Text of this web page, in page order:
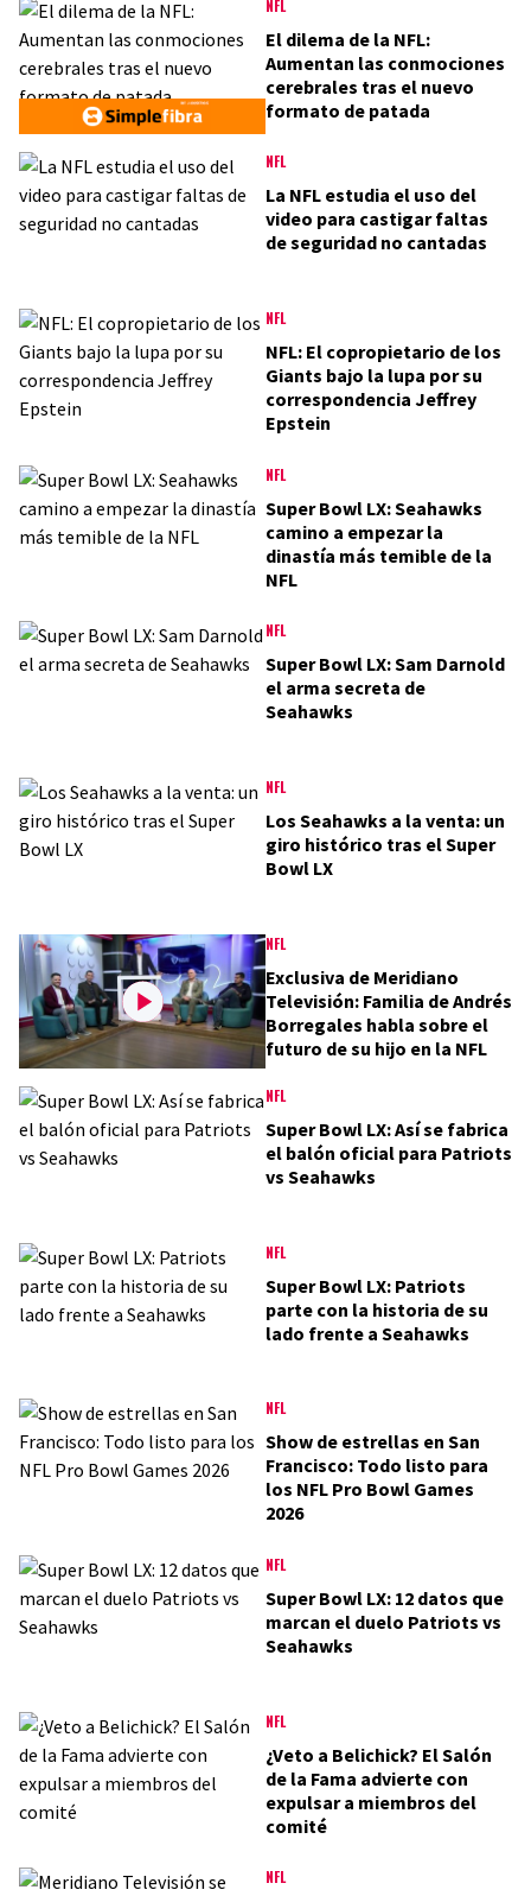
NFL
El dilema de la NFL:
Aumentan las conmociones
cerebrales tras el nuevo
formato de patada
NFL
La NFL estudia el uso del
video para castigar faltas
de seguridad no cantadas
NFL
NFL: El copropietario de los
Giants bajo la lupa por su
correspondencia Jeffrey
Epstein
NFL
Super Bowl LX: Seahawks
camino a empezar la
dinastía más temible de la
NFL
NFL
Super Bowl LX: Sam Darnold
el arma secreta de
Seahawks
NFL
Los Seahawks a la venta: un
giro histórico tras el Super
Bowl LX
NFL
Exclusiva de Meridiano
Televisión: Familia de Andrés
Borregales habla sobre el
futuro de su hijo en la NFL
NFL
Super Bowl LX: Así se fabrica
el balón oficial para Patriots
vs Seahawks
NFL
Super Bowl LX: Patriots
parte con la historia de su
lado frente a Seahawks
NFL
Show de estrellas en San
Francisco: Todo listo para
los NFL Pro Bowl Games
2026
NFL
Super Bowl LX: 12 datos que
marcan el duelo Patriots vs
Seahawks
NFL
¿Veto a Belichick? El Salón
de la Fama advierte con
expulsar a miembros del
comité
NFL